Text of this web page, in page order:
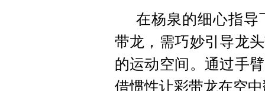
在杨泉的细心指导
带龙，需巧妙引导龙
的运动空间。通过手
借惯性让彩带龙在空